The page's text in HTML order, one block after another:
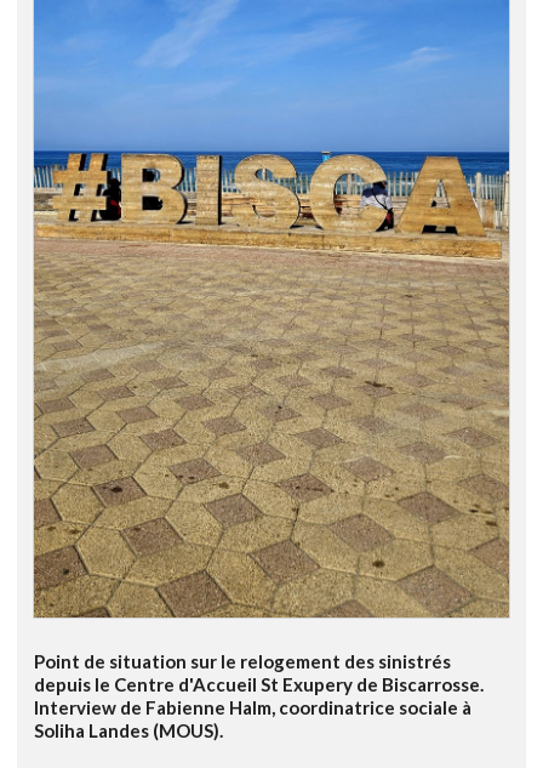
Point de situation sur le relogement des sinistrés
depuis le Centre d'Accueil St Exupery de Biscarrosse.
Interview de Fabienne Halm, coordinatrice sociale à
Soliha Landes (MOUS).